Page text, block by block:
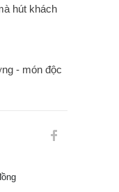
hút khách
- món độc